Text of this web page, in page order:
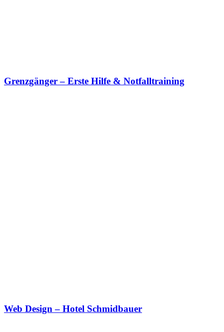
Grenzgänger – Erste Hilfe & Notfalltraining
Web Design – Hotel Schmidbauer